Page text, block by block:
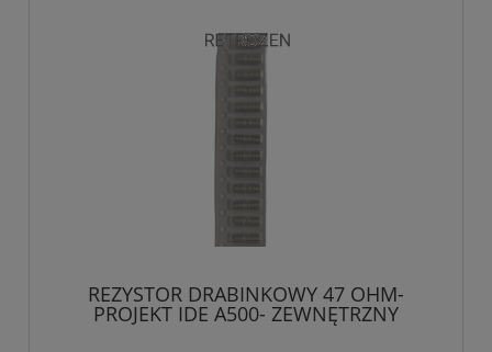
REZYSTOR DRABINKOWY 47 OHM-
PROJEKT IDE A500- ZEWNĘTRZNY